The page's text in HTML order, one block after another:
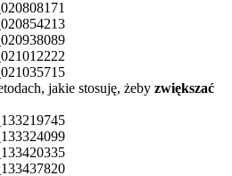
jakie stosuję, żeby zwiększać